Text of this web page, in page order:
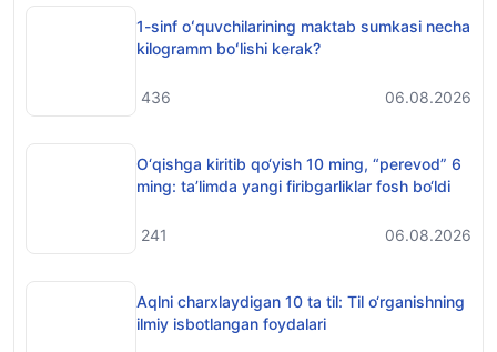
1-sinf oʻquvchilarining maktab sumkasi necha
kilogramm boʻlishi kerak?
436 06.08.2026
O‘qishga kiritib qo‘yish 10 ming, “perevod” 6
ming: ta’limda yangi firibgarliklar fosh bo‘ldi
241 06.08.2026
Aqlni charxlaydigan 10 ta til: Til o‘rganishning
ilmiy isbotlangan foydalari